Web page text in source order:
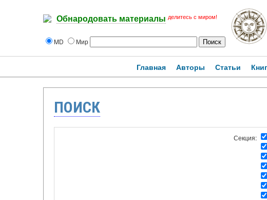
Обнародовать материалы делитесь с миром!
MD Мир
Главная Авторы Статьи
ПОИСК
Секция: